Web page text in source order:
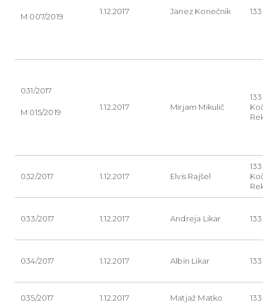
M 007/2019
1.12.2017 Janez Konečnik
031/2017
M 015/2019
1.12.2017 Mirjam Mikulič
032/2017 1.12.2017 Elvis Rajšel
033/2017 1.12.2017 Andreja Likar
034/2017 1.12.2017 Albin Likar
035/2017 1.12.2017 Matjaž Matko